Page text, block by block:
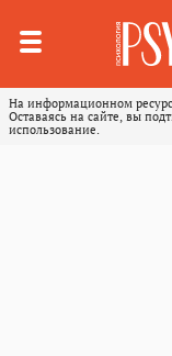
На информационном
Оставаясь на сайте, вы
использование.